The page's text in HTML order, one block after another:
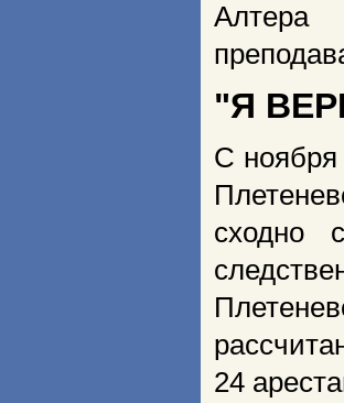
Алтера
"Я
С ноября
сходно
24